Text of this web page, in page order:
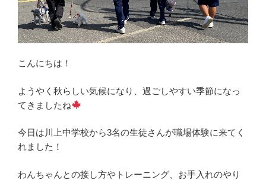
こんにちは！
ようやく秋らしい気候になり、過ごしやすい季節になっ
てきましたね
今日は川上中学校から3名の生徒さんが職場体験に来てく
れました！
わんちゃんとの接し方やトレーニング、お手入れのやり